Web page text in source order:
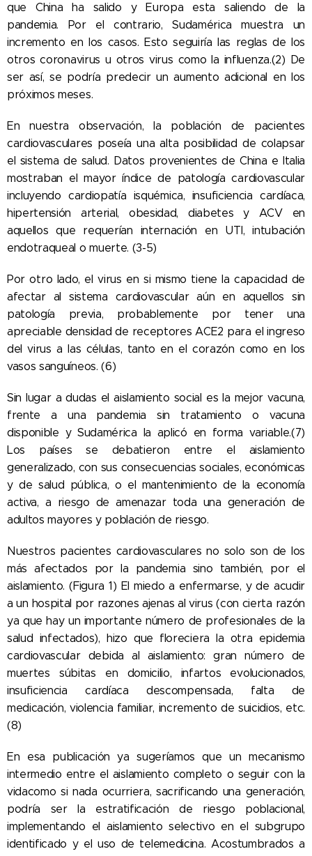
que China ha salido y Europa esta saliendo de la
pandemia. Por el contrario, Sudamérica muestra un
incremento en los casos. Esto seguiría las reglas de los
otros coronavirus u otros virus como la influenza.(2) De
ser así, se podría predecir un aumento adicional en los
próximos meses.
En nuestra observación, la población de pacientes
cardiovasculares poseía una alta posibilidad de colapsar
el sistema de salud. Datos provenientes de China e Italia
mostraban el mayor índice de patología cardiovascular
incluyendo cardiopatía isquémica, insuficiencia cardíaca,
hipertensión arterial, obesidad, diabetes y ACV en
aquellos que requerían internación en UTI, intubación
endotraqueal o muerte. (3-5)
Por otro lado, el virus en si mismo tiene la capacidad de
afectar al sistema cardiovascular aún en aquellos sin
patología previa, probablemente por tener una
apreciable densidad de receptores ACE2 para el ingreso
del virus a las células, tanto en el corazón como en los
vasos sanguíneos. (6)
Sin lugar a dudas el aislamiento social es la mejor vacuna,
frente a una pandemia sin tratamiento o vacuna
disponible y Sudamérica la aplicó en forma variable.(7)
Los países se debatieron entre el aislamiento
generalizado, con sus consecuencias sociales, económicas
y de salud pública, o el mantenimiento de la economía
activa, a riesgo de amenazar toda una generación de
adultos mayores y población de riesgo.
Nuestros pacientes cardiovasculares no solo son de los
más afectados por la pandemia sino también, por el
aislamiento. (Figura 1) El miedo a enfermarse, y de acudir
a un hospital por razones ajenas al virus (con cierta razón
ya que hay un importante número de profesionales de la
salud infectados), hizo que floreciera la otra epidemia
cardiovascular debida al aislamiento: gran número de
muertes súbitas en domicilio, infartos evolucionados,
insuficiencia cardíaca descompensada, falta de
medicación, violencia familiar, incremento de suicidios, etc.
(8)
En esa publicación ya sugeríamos que un mecanismo
intermedio entre el aislamiento completo o seguir con la
vidacomo si nada ocurriera, sacrificando una generación,
podría ser la estratificación de riesgo poblacional,
implementando el aislamiento selectivo en el subgrupo
identificado y el uso de telemedicina. Acostumbrados a